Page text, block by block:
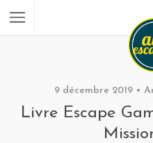
9 décembre 2019
Livre Escape